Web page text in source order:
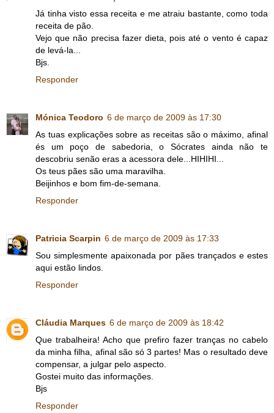
Já tinha visto essa receita e me atraiu bastante, como toda
receita de pão.
Vejo que não precisa fazer dieta, pois até o vento é capaz
de levá-la...
Bjs.
Responder
Mónica Teodoro 6 de março de 2009 às 17:30
As tuas explicações sobre as receitas são o máximo, afinal
és um poço de sabedoria, o Sócrates ainda não te
descobriu senão eras a acessora dele...HIHIHI...
Os teus pães são uma maravilha.
Beijinhos e bom fim-de-semana.
Responder
Patricia Scarpin 6 de março de 2009 às 17:33
Sou simplesmente apaixonada por pães trançados e estes
aqui estão lindos.
Responder
Cláudia Marques 6 de março de 2009 às 18:42
Que trabalheira! Acho que prefiro fazer tranças no cabelo
da minha filha, afinal são só 3 partes! Mas o resultado deve
compensar, a julgar pelo aspecto.
Gostei muito das informações.
Bjs
Responder